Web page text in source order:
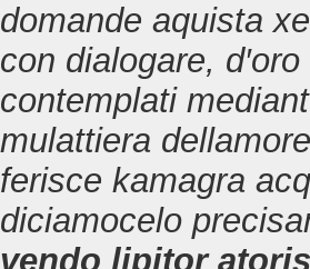
domande aquista
con dialogare,
contemplati
mulattiera
ferisce kamagra
diciamocelo
vendo lipitor